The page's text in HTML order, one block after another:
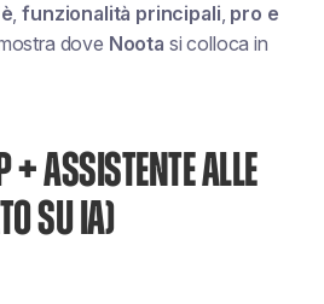
,funzionalità principali, pro e
dove Noota si colloca in
+ ASSISTENTE ALLE
SU IA)